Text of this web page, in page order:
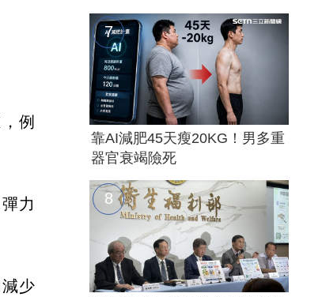
例
力
少
靠AI減肥45天瘦20KG！男多重
器官衰竭險死